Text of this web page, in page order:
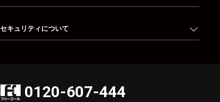
セキュリティについて
0120-607-444